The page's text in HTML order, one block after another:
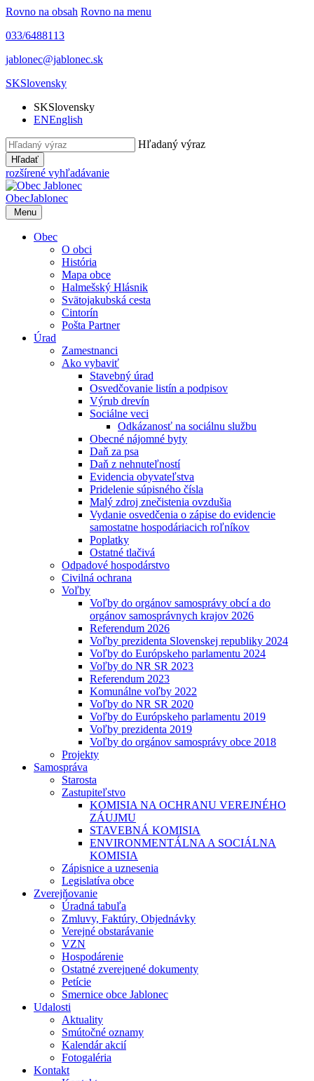
Rovno na obsah Rovno na menu
033/6488113
jablonec@jablonec.sk
SKSlovensky
SKSlovensky
ENEnglish
Hľadaný výraz
Hľadať
rozšírené vyhľadávanie
ObecJablonec
Menu
Obec
O obci
História
Mapa obce
Halmešský Hlásnik
Svätojakubská cesta
Cintorín
Pošta Partner
Úrad
Zamestnanci
Ako vybaviť
Stavebný úrad
Osvedčovanie listín a podpisov
Výrub drevín
Sociálne veci
Odkázanosť na sociálnu službu
Obecné nájomné byty
Daň za psa
Daň z nehnuteľností
Evidencia obyvateľstva
Pridelenie súpisného čísla
Malý zdroj znečistenia ovzdušia
Vydanie osvedčenia o zápise do evidencie
samostatne hospodáriacich roľníkov
Poplatky
Ostatné tlačivá
Odpadové hospodárstvo
Civilná ochrana
Voľby
Voľby do orgánov samosprávy obcí a do
orgánov samosprávnych krajov 2026
Referendum 2026
Voľby prezidenta Slovenskej republiky 2024
Voľby do Európskeho parlamentu 2024
Voľby do NR SR 2023
Referendum 2023
Komunálne voľby 2022
Voľby do NR SR 2020
Voľby do Európskeho parlamentu 2019
Voľby prezidenta 2019
Voľby do orgánov samosprávy obce 2018
Projekty
Samospráva
Starosta
Zastupiteľstvo
KOMISIA NA OCHRANU VEREJNÉHO
ZÁUJMU
STAVEBNÁ KOMISIA
ENVIRONMENTÁLNA A SOCIÁLNA
KOMISIA
Zápisnice a uznesenia
Legislatíva obce
Zverejňovanie
Úradná tabuľa
Zmluvy, Faktúry, Objednávky
Verejné obstarávanie
VZN
Hospodárenie
Ostatné zverejnené dokumenty
Petície
Smernice obce Jablonec
Udalosti
Aktuality
Smútočné oznamy
Kalendár akcií
Fotogaléria
Kontakt